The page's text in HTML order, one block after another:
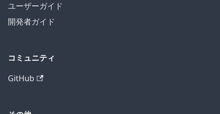
ユーザーガイド
開発者ガイド
コミュニティ
GitHub